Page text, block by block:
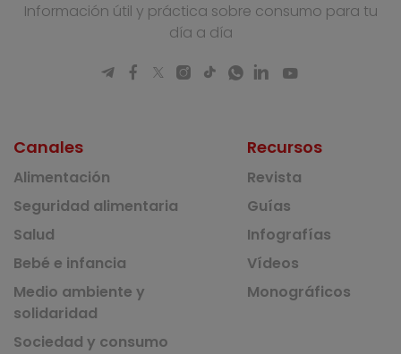
Información útil y práctica sobre consumo para tu
día a día
Canales
Alimentación
Seguridad alimentaria
Salud
Bebé e infancia
Medio ambiente y
solidaridad
Sociedad y consumo
Recursos
Revista
Guías
Infografías
Vídeos
Monográficos